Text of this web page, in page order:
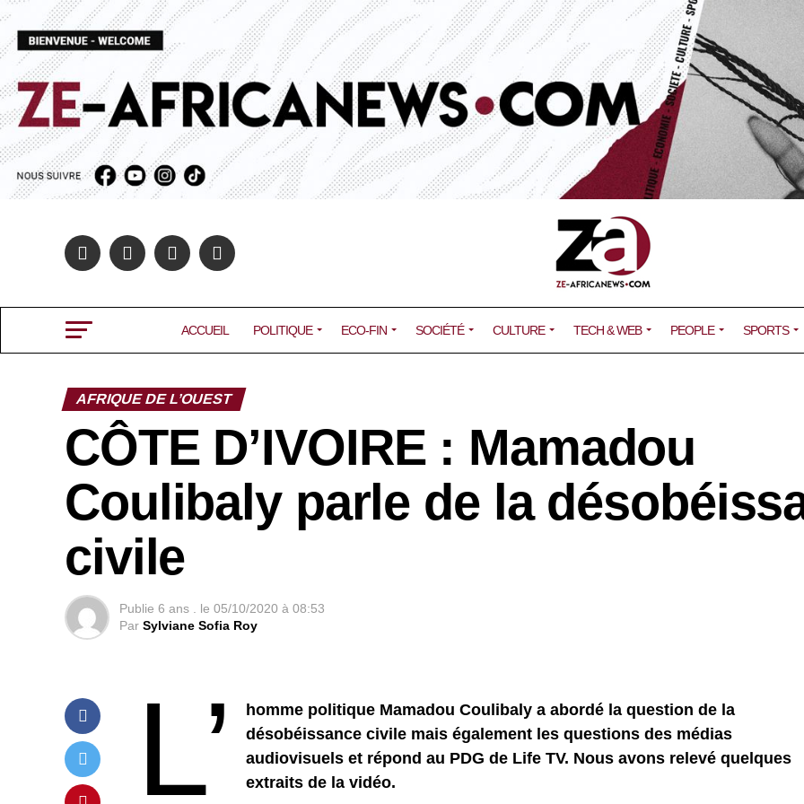
ACCUEIL POLITIQUE ECO-FIN SOCIÉTÉ CULTURE TECH & WEB PEOPLE SPORTS
AFRIQUE DE L’OUEST
CÔTE D’IVOIRE : Mamadou
Coulibaly parle de la
civile
Publie 6 ans . le 05/10/2020 à 08:53
Par Sylviane Sofia Roy
L’
homme politique Mamadou Coulibaly a abordé la question de la
désobéissance civile mais également les questions des médias
audiovisuels et répond au PDG de Life TV. Nous avons relevé quelques
extraits de la vidéo.